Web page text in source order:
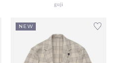
guji
NEW